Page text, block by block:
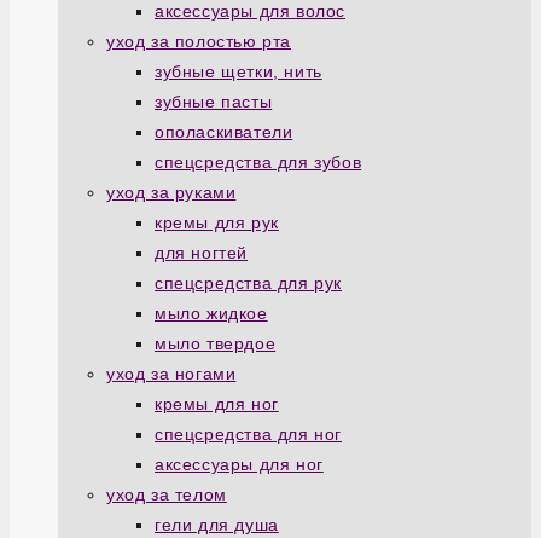
аксессуары для волос
уход за полостью рта
зубные щетки, нить
зубные пасты
ополаскиватели
спецсредства для зубов
уход за руками
кремы для рук
для ногтей
спецсредства для рук
мыло жидкое
мыло твердое
уход за ногами
кремы для ног
спецсредства для ног
аксессуары для ног
уход за телом
гели для душа